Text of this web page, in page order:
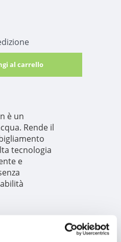
al carrello
è un
Rende il
tecnologia
e
sul